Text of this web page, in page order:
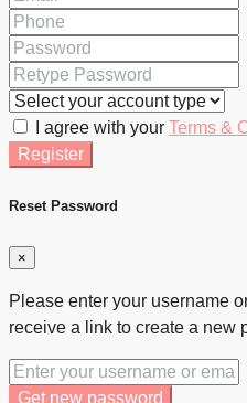
I agree with your Terms &
Register
Reset Password
×
Please enter your username
receive a link to create a new
Get new password